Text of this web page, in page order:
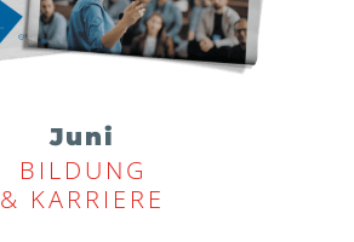
Juni
BILDUNG
& KARRIERE